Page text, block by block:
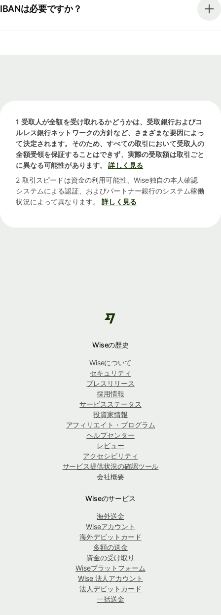
IBANは必要ですか？
1 受取人が全額を受け取れるかどうかは、受取銀行およびコ
ルレス銀行ネットワークの方針など、さまざまな要因によっ
て決定されます。そのため、すべての取引において受取人の
全額受領を保証することはできず、実際の受取額は取引ごと
に異なる可能性があります。
詳しく見る
2 取引スピードは資金の利用可能性、Wise独自の本人確認
システムによる認証、およびパートナー銀行のシステム稼働
状況によって異なります。
詳しく見る
Wiseの歴史
Wiseについて
セキュリティ
プレスリリース
採用情報
サービスステータス
投資家情報
アフィリエイト・プログラム
ヘルプセンター
レビュー
アクセシビリティ
サービス提供状況の確認ツール
会社概要
Wiseのサービス
海外送金
Wiseアカウント
海外デビットカード
多額の送金
資金の受け取り
Wiseプラットフォーム
Wise 法人アカウント
法人デビットカード
一括送金